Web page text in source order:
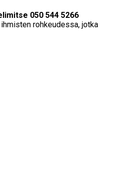
050 544 5266
rohkeudessa, jotka